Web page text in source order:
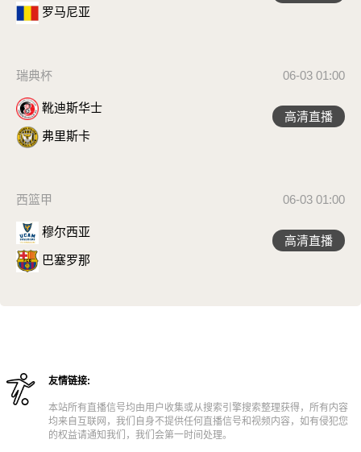
罗马尼亚
瑞典杯 06-03 01:00
靴迪斯华士
弗里斯卡
高清直播
西篮甲 06-03 01:00
穆尔西亚
巴塞罗那
高清直播
友情链接:
本站所有直播信号均由用户收集或从搜索引擎搜索整理获得，所有内容
均来自互联网，我们自身不提供任何直播信号和视频内容，如有侵犯您
的权益请通知我们，我们会第一时间处理。